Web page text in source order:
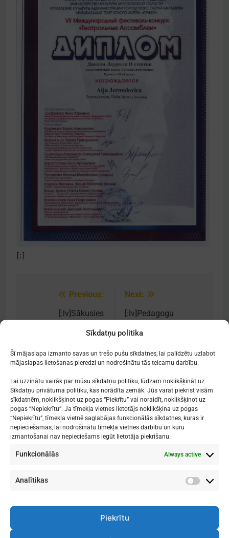
Sīkdatņu politika
Šī mājaslapa izmanto savas un trešo pušu sīkdatnes, lai palīdzētu uzlabot
mājaslapas lietošanas pieredzi un nodrošinātu tās teicamu darbību.
Lai uzzinātu vairāk par mūsu sīkdatņu politiku, lūdzam noklikšķināt uz
Sīkdatņu privātuma politiku, kas norādīta zemāk. Jūs varat piekrist visām
sīkdatnēm, noklikšķinot uz pogas “Piekrītu” vai noraidīt, noklikšķinot uz
pogas “Nepiekrītu”. Ja tīmekļa vietnes lietotājs noklikšķina uz pogas
“Nepiekrītu”, tīmekļa vietnē saglabājas funkcionālās sīkdatnes, kuras ir
nepieciešamas, lai nodrošinātu tīmekļa vietnes darbību un kuru
izmantošanai nav nepieciešams iegūt lietotāja piekrišanu.
Funkcionālās Always active
Analītikas
Piekrītu
[:]
navigation
Previous:
[:lv]Sākusies
klašu vasaras
nometnei[:]
Next:
[:lv]Pedagogu
28. aprīlī[:]
Mākslu izglītības kompetences centrs
"Nacionālā Mākslu vidusskola"
RĪGAS DOMA KORA SKOLA
1. - 9. klases
Rīga, LV-1010